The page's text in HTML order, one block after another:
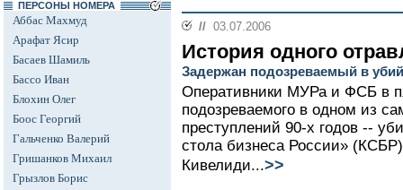
ПЕРСОНЫ НОМЕРА
Аббас Махмуд
Арафат Ясир
Басаев Шамиль
Бассо Иван
Блохин Олег
Боос Георгий
Гальченко Валерий
Гришанков Михаил
Грызлов Борис
// 03.07.2006
История одного
Задержан подозреваемый в
Оперативники МУРа и ФСБ в
подозреваемого в одном из
преступлений 90-х годов --
стола бизнеса России»
Кивелиди...>>